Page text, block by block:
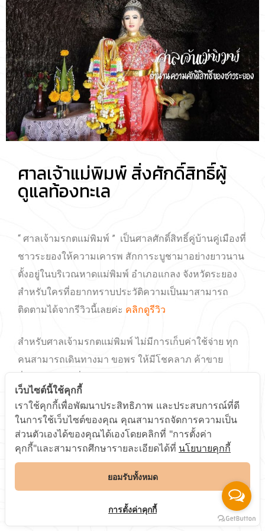
ศาลเจ้าแม่พิมพ์ สิ่งศักดิ์สิทธิ์ผู้
ดูแลท้องทะเล
“ ศาลเจ้ามรกตแม่พิมพ์ ” เป็นศาลศักดิ์สิทธิ์คู่บ้านคู่เมืองที่
ชาวระยองให้ความเคารพ สักการะบูชามาอย่างยาวนาน
ตั้งอยู่ในบริเวณหาดแม่พิมพ์ อำเภอแกลง จังหวัดระยอง
สำหรับใครที่อยากทราบประวัติความเป็นมาสามารถ
ติดตามได้จากรีวิวนี้เลยค่ะ คลิกดูรีวิว
สำหรับศาลเจ้ามรกตแม่พิมพ์ ไม่มีการเก็บค่าใช้จ่าย ทุก
คนสามารถเดินทางมา ขอพร ให้มีโชคลาภ ค้าขาย
มากราบไหว้ดูสักครั้งนะคะ
หากคุณจองห้องพักที่พิมพ์ธาราบีชรีสอร์ท อย่าลืมมาสัก
การะศาลเจ้ามรกตแม่พิมพ์นะคะ เพราะอยู่ไม่ไกลเพียง
1.7 กม. หรือแค่ 5 นาทีเท่านั้นค่ะ
การเดินทางคลิกดู Google maps
เว็บไซต์นี้ใช้คุกกี้
เราใช้คุกกี้เพื่อพัฒนาประสิทธิภาพ และประสบการณ์ที่ดี
ในการใช้เว็บไซต์ของคุณ คุณสามารถจัดการความเป็น
ส่วนตัวเองได้ของคุณได้เองโดยคลิกที่ "การตั้งค่า
คุกกี้"และสามารถศึกษารายละเอียดได้ที่ นโยบายคุกกี้
ยอมรับทั้งหมด
การตั้งค่าคุกกี้